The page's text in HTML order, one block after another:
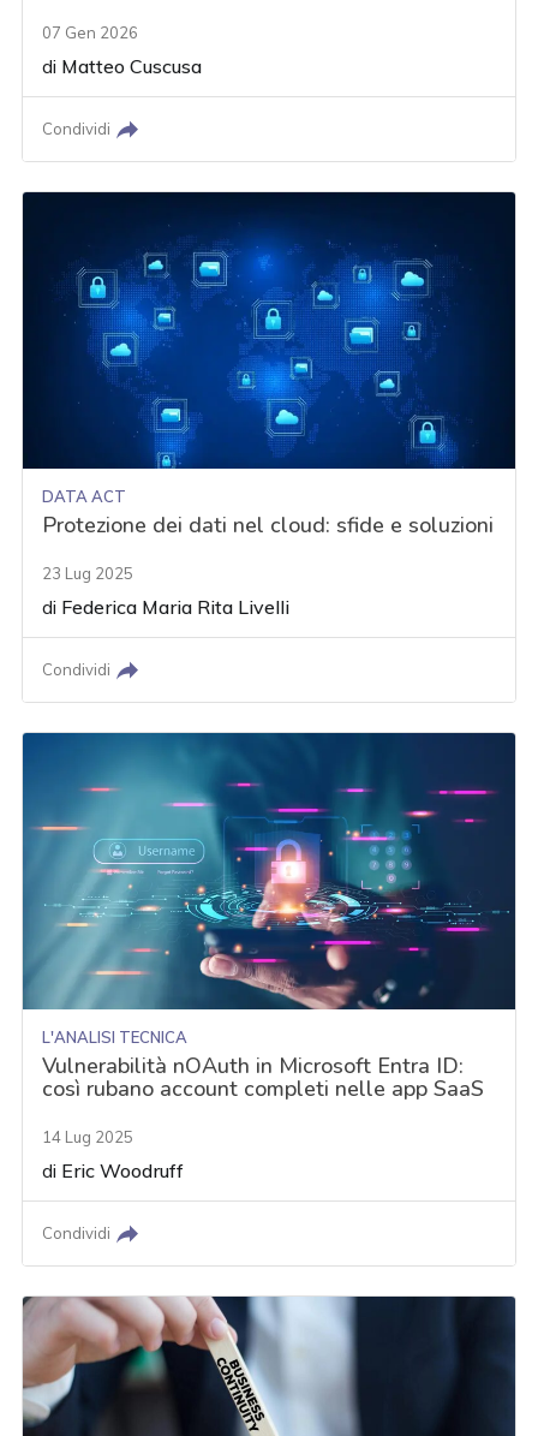
07 Gen 2026
di Matteo Cuscusa
Condividi
DATA ACT
Protezione dei dati nel cloud: sfide e soluzioni
23 Lug 2025
di Federica Maria Rita Livelli
Condividi
L'ANALISI TECNICA
Vulnerabilità nOAuth in Microsoft Entra ID:
così rubano account completi nelle app SaaS
14 Lug 2025
di Eric Woodruff
Condividi